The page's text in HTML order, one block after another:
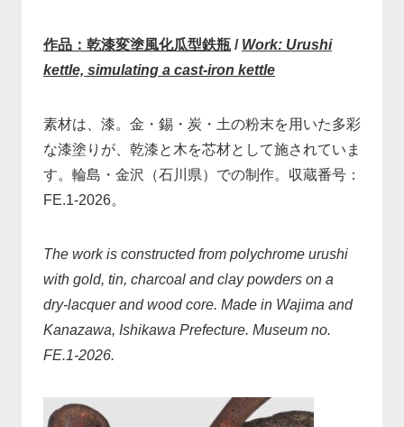
作品：乾漆変塗風化瓜型鉄瓶 / Work: Urushi
kettle, simulating a cast-iron kettle
素材は、漆。金・錫・炭・土の粉末を用いた多彩
な漆塗りが、乾漆と木を芯材として施されていま
す。輪島・金沢（石川県）での制作。収蔵番号：
FE.1-2026。
The work is constructed from polychrome urushi
with gold, tin, charcoal and clay powders on a
dry-lacquer and wood core. Made in Wajima and
Kanazawa, Ishikawa Prefecture. Museum no.
FE.1-2026.